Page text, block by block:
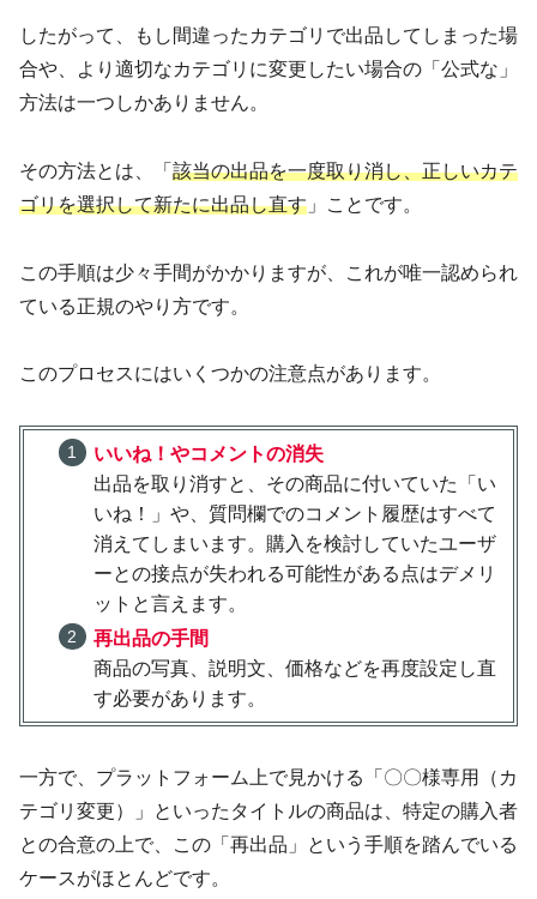
したがって、もし間違ったカテゴリで出品してしまった場
合や、より適切なカテゴリに変更したい場合の「公式な」
方法は一つしかありません。
その方法とは、「 該当の出品を一度取り消し、正しいカテ
ゴリを選択して新たに出品し直す 」ことです。
この手順は少々手間がかかりますが、これが唯一認められ
ている正規のやり方です。
このプロセスにはいくつかの注意点があります。
いいね！やコメントの消失
出品を取り消すと、その商品に付いていた「い
いね！」や、質問欄でのコメント履歴はすべて
消えてしまいます。購入を検討していたユーザ
ーとの接点が失われる可能性がある点はデメリ
ットと言えます。
再出品の手間
商品の写真、説明文、価格などを再度設定し直
す必要があります。
一方で、プラットフォーム上で見かける「〇〇様専用（カ
テゴリ変更）」といったタイトルの商品は、特定の購入者
との合意の上で、この「再出品」という手順を踏んでいる
ケースがほとんどです。